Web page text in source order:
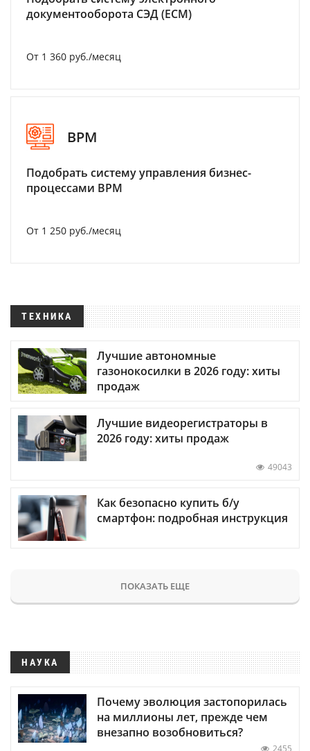
документооборота СЭД (ECM)
От 1 360 руб./месяц
BPM
Подобрать систему управления бизнес-
процессами BPM
От 1 250 руб./месяц
ТЕХНИКА
Лучшие автономные
газонокосилки в 2026 году: хиты
продаж
Лучшие видеорегистраторы в
2026 году: хиты продаж
49043
Как безопасно купить б/у
смартфон: подробная инструкция
ПОКАЗАТЬ ЕЩЕ
НАУКА
Почему эволюция застопорилась
на миллионы лет, прежде чем
внезапно возобновиться?
2455